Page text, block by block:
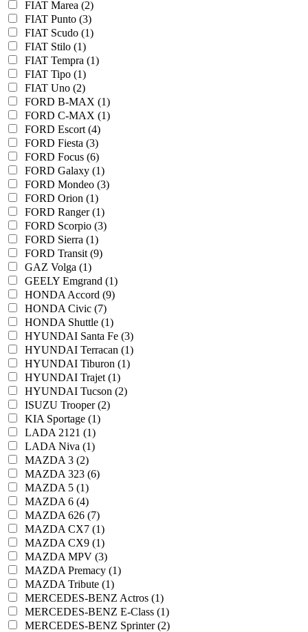
FIAT Marea (2)
FIAT Punto (3)
FIAT Scudo (1)
FIAT Stilo (1)
FIAT Tempra (1)
FIAT Tipo (1)
FIAT Uno (2)
FORD B-MAX (1)
FORD C-MAX (1)
FORD Escort (4)
FORD Fiesta (3)
FORD Focus (6)
FORD Galaxy (1)
FORD Mondeo (3)
FORD Orion (1)
FORD Ranger (1)
FORD Scorpio (3)
FORD Sierra (1)
FORD Transit (9)
GAZ Volga (1)
GEELY Emgrand (1)
HONDA Accord (9)
HONDA Civic (7)
HONDA Shuttle (1)
HYUNDAI Santa Fe (3)
HYUNDAI Terracan (1)
HYUNDAI Tiburon (1)
HYUNDAI Trajet (1)
HYUNDAI Tucson (2)
ISUZU Trooper (2)
KIA Sportage (1)
LADA 2121 (1)
LADA Niva (1)
MAZDA 3 (2)
MAZDA 323 (6)
MAZDA 5 (1)
MAZDA 6 (4)
MAZDA 626 (7)
MAZDA CX7 (1)
MAZDA CX9 (1)
MAZDA MPV (3)
MAZDA Premacy (1)
MAZDA Tribute (1)
MERCEDES-BENZ Actros (1)
MERCEDES-BENZ E-Class (1)
MERCEDES-BENZ Sprinter (2)